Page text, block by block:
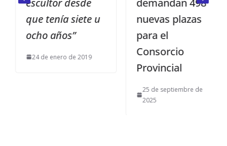
que tenía siete u
ocho años”
24 de enero de 2019
nuevas plazas
para el
Consorcio
Provincial
25 de septiembre de
2025